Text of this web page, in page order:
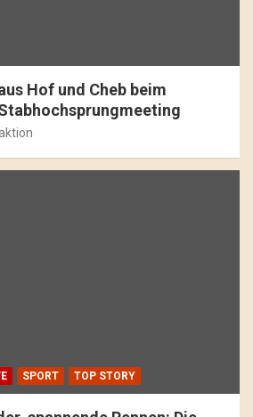
Hof und Cheb beim
SPORT TOP STORY